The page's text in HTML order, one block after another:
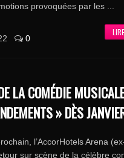
provoquées par les ...
0
LA COMÉDIE
» DÈS
l’AccorHotels Arena
sur scène de la célèbre